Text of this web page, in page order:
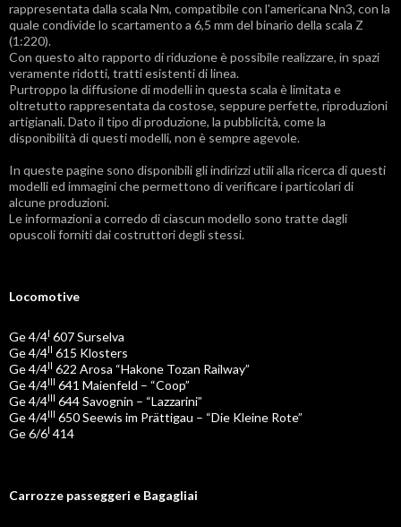
rappresentata dalla scala Nm, compatibile con l'americana Nn3, con la
quale condivide lo scartamento a 6,5 mm del binario della scala Z
(1:220).
Con questo alto rapporto di riduzione è possibile realizzare, in spazi
veramente ridotti, tratti esistenti di linea.
Purtroppo la diffusione di modelli in questa scala è limitata e
oltretutto rappresentata da costose, seppure perfette, riproduzioni
artigianali. Dato il tipo di produzione, la pubblicità, come la
disponibilità di questi modelli, non è sempre agevole.
In queste pagine sono disponibili gli indirizzi utili alla ricerca di questi
modelli ed immagini che permettono di verificare i particolari di
alcune produzioni.
Le informazioni a corredo di ciascun modello sono tratte dagli
opuscoli forniti dai costruttori degli stessi.
Locomotive
Ge 4/4I 607 Surselva
Ge 4/4II 615 Klosters
Ge 4/4II 622 Arosa “Hakone Tozan Railway”
Ge 4/4III 641 Maienfeld – “Coop”
Ge 4/4III 644 Savognin – “Lazzarini”
Ge 4/4III 650 Seewis im Prättigau – “Die Kleine Rote”
Ge 6/6I 414
Carrozze passeggeri e Bagagliai